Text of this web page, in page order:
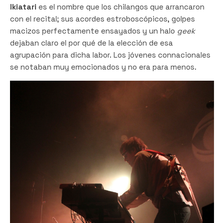
Ikiatari es el nombre que los chilangos que arrancaron
con el recital; sus acordes estroboscópicos, golpes
macizos perfectamente ensayados y un halo geek
dejaban claro el por qué de la elección de esa
agrupación para dicha labor. Los jóvenes connacionales
se notaban muy emocionados y no era para menos.